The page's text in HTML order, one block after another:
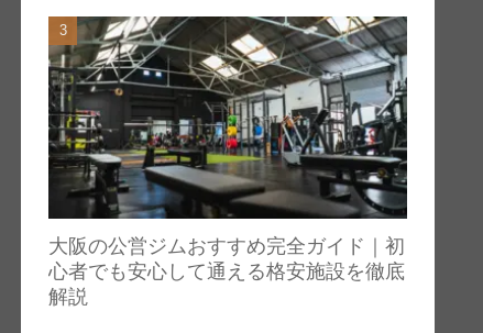
大阪の公営ジムおすすめ完全ガイド｜初
心者でも安心して通える格安施設を徹底
解説